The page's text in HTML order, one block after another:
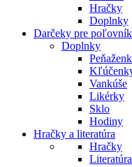
Hračky
Doplnky
Darčeky pre
Doplnky
Vankúše
Likérky
Sklo
Hodiny
Hračky a literatúra
Hračky
Literatúra